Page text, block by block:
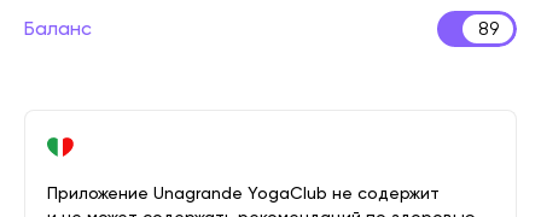
Баланс 89
Приложение Unagrande YogaClub не содержит